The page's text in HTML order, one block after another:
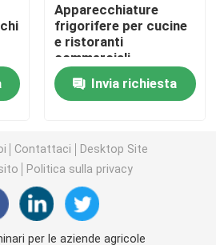
stradale
Apparecchiature
frigorifere per cucine
e ristoranti
commerciali
Invia richiesta
Contattaci
Desktop Site
Politica sulla privacy
per le aziende agricole